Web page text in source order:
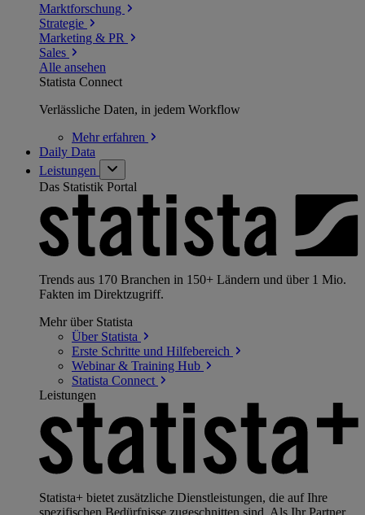
Marktforschung
Strategie
Marketing & PR
Sales
Alle ansehen
Statista Connect
Verlässliche Daten, in jedem Workflow
Mehrerfahren
Daily Data
Leistungen
Das Statistik Portal
Trends aus 170 Branchen in 150+ Ländern und über 1 Mio.
Fakten im Direktzugriff.
Mehr über Statista
Über Statista
Erste Schritte und Hilfebereich
Webinar & Training Hub
Statista Connect
Leistungen
Statista+ bietet zusätzliche Dienstleistungen, die auf Ihre
spezifischen Bedürfnisse zugeschnitten sind. Als Ihr Partner